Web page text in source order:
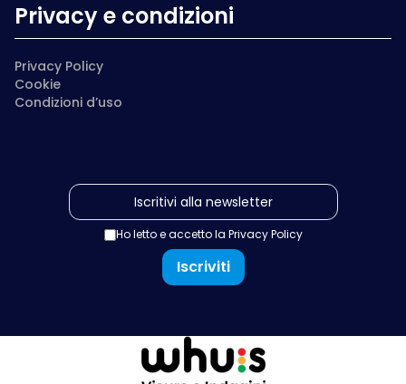
Privacy e condizioni
Privacy Policy
Cookie
Condizioni d’uso
Ho letto e accetto la Privacy Policy
Iscriviti